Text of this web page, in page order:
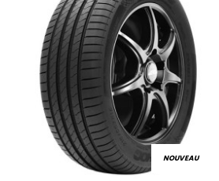
NOUVEAU